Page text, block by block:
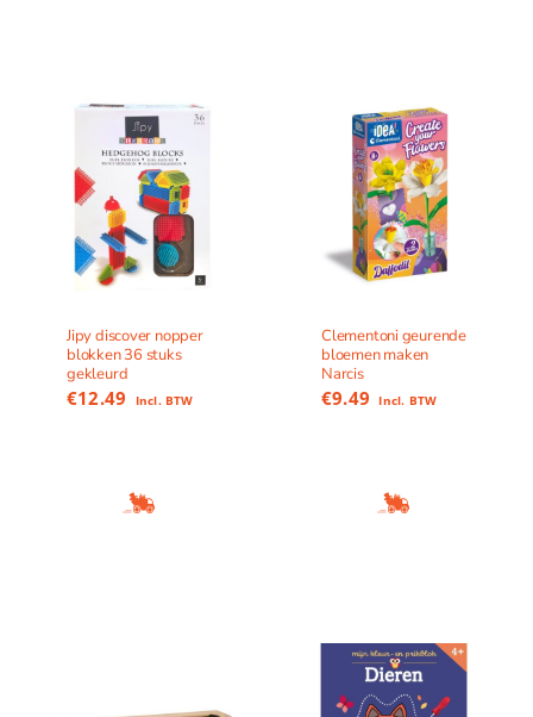
Jipy discover nopper
blokken 36 stuks
gekleurd
€12.49 Incl. BTW
Clementoni geurende
bloemen maken
Narcis
€9.49 Incl. BTW